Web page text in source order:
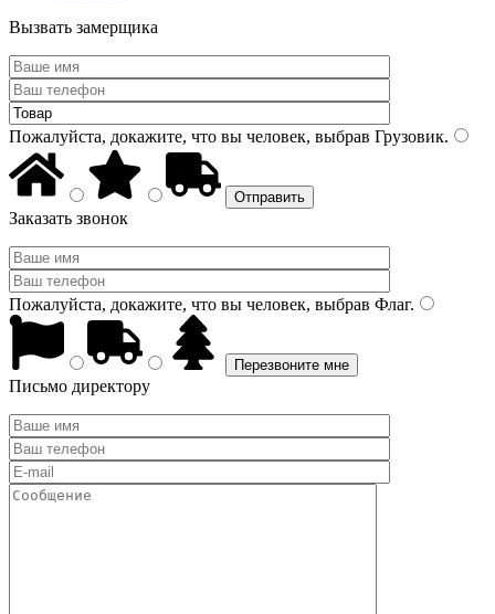
Вызвать замерщика
Пожалуйста, докажите, что вы человек, выбрав Грузовик.
Заказать звонок
Пожалуйста, докажите, что вы человек, выбрав Флаг.
Письмо директору